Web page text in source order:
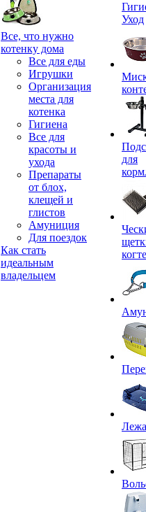
Все, что нужно
котенку дома
Все для еды
Игрушки
Организация
места для
котенка
Гигиена
Все для
красоты и
ухода
Препараты
от блох,
клещей и
глистов
Амуниция
Для поездок
Как стать
идеальным
владельцем
Уход
для